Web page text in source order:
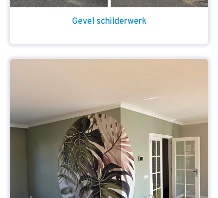
Gevel schilderwerk